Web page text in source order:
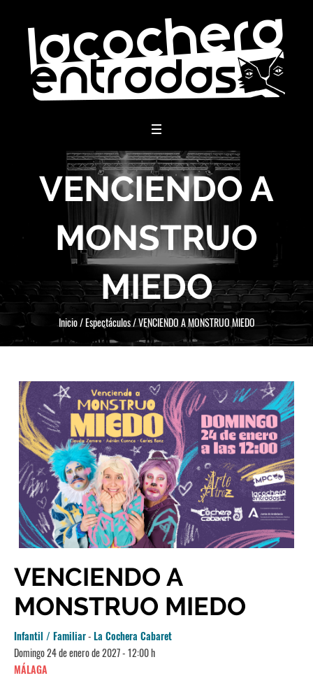
VENCIENDO A
MONSTRUO
MIEDO
Inicio/Espectáculos/VENCIENDO A MONSTRUO MIEDO
VENCIENDO A
MONSTRUO MIEDO
Infantil / Familiar-La Cochera Cabaret
Domingo 24 de enero de 2027 - 12:00 h
MÁLAGA